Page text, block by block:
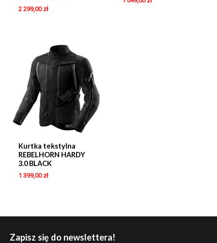
2 299,00 zł
Kurtka tekstylna
REBELHORN HARDY
3.0 BLACK
1 399,00 zł
Zapisz się do newslettera!